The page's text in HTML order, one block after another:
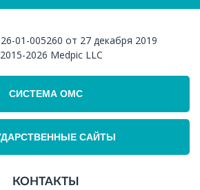
01-005260 от 27 декабря 2019
2026 Medpic LLC
СИСТЕМА ОМС
САЙТЫ
КОНТАКТЫ